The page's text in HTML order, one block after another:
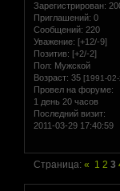
Зарегистрирован:
Приглашений: 0
Сообщений: 220
Уважение: [+12/-9]
Позитив: [+2/-2]
Пол: Мужской
Возраст: 35 [1991-
Провел на форуме:
1 день 20 часов
Последний визит:
2011-03-29 17:40:59
Страница:« 1 2 3